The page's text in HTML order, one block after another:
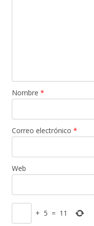
Nombre *
Correo electrónico *
Web
+ 5 = 11